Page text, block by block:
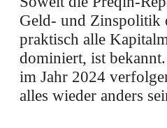
Geld- und Zinspolitik
praktisch alle
dominiert, ist
im Jahr 2024
alles wieder anders